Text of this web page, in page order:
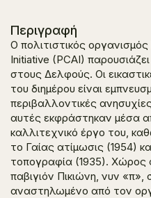
Περιγραφή
Ο πολιτιστικός
Initiative (PCAI)
στους Δελφούς. Οι
του διημέρου είναι
περιβαλλοντικές
αυτές εκφράστηκαν μέσα
καλλιτεχνικό έργο του,
το Γαίας ατίμωσις (1954)
τοπογραφία (1935). Χώρος
παβιγιόν Πικιώνη, νυν
αναστηλωμένο από τον